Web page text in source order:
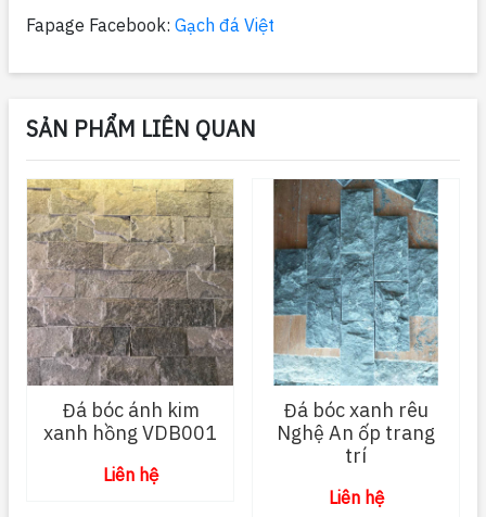
Fapage Facebook: Gạch đá Việt
SẢN PHẨM LIÊN QUAN
Đá bóc ánh kim
xanh hồng VDB001
Liên hệ
Đá bóc xanh rêu
Nghệ An ốp trang
trí
Liên hệ